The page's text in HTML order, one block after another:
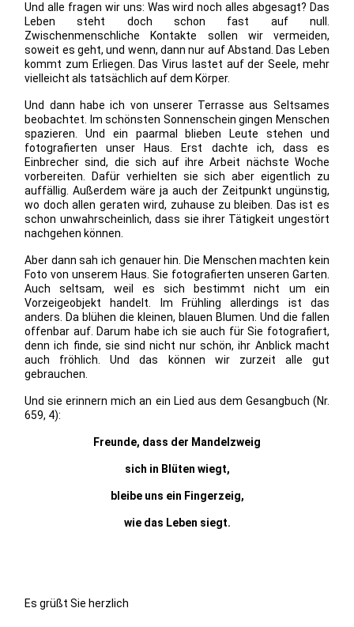
Und alle fragen wir uns: Was wird noch alles abgesagt? Das
Leben steht doch schon fast auf null.
Zwischenmenschliche Kontakte sollen wir vermeiden,
soweit es geht, und wenn, dann nur auf Abstand. Das Leben
kommt zum Erliegen. Das Virus lastet auf der Seele, mehr
vielleicht als tatsächlich auf dem Körper.
Und dann habe ich von unserer Terrasse aus Seltsames
beobachtet. Im schönsten Sonnenschein gingen Menschen
spazieren. Und ein paarmal blieben Leute stehen und
fotografierten unser Haus. Erst dachte ich, dass es
Einbrecher sind, die sich auf ihre Arbeit nächste Woche
vorbereiten. Dafür verhielten sie sich aber eigentlich zu
auffällig. Außerdem wäre ja auch der Zeitpunkt ungünstig,
wo doch allen geraten wird, zuhause zu bleiben. Das ist es
schon unwahrscheinlich, dass sie ihrer Tätigkeit ungestört
nachgehen können.
Aber dann sah ich genauer hin. Die Menschen machten kein
Foto von unserem Haus. Sie fotografierten unseren Garten.
Auch seltsam, weil es sich bestimmt nicht um ein
Vorzeigeobjekt handelt. Im Frühling allerdings ist das
anders. Da blühen die kleinen, blauen Blumen. Und die fallen
offenbar auf. Darum habe ich sie auch für Sie fotografiert,
denn ich finde, sie sind nicht nur schön, ihr Anblick macht
auch fröhlich. Und das können wir zurzeit alle gut
gebrauchen.
Und sie erinnern mich an ein Lied aus dem Gesangbuch (Nr.
659, 4):
Freunde, dass der Mandelzweig
sich in Blüten wiegt,
bleibe uns ein Fingerzeig,
wie das Leben siegt.
Es grüßt Sie herzlich